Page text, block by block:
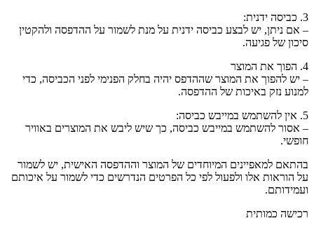
3. כביסה ידנית:
– אם ניתן, יש לבצע כביסה ידנית על מנת לשמור על ההדפסה ולהקטין
סיכון של פגיעה.
4. הפוך את המוצר
– יש להפוך את המוצר שההדפס יהיה בחלק הפנימי לפני הכביסה, כדי
למנוע נזק באיכות של ההדפסה.
5. אין להשתמש במייבש כביסה:
– אסור להשתמש במייבש כביסה, כך שיש ליבש את המוצרים באוויר
חופשי.
בהתאם למאפיינים המיוחדים של המוצר וההדפסה האישית, יש לשמור
על הוראות אלו ולפעול לפי כל הפרטים הנדרשים כדי לשמור על איכותם
ועמידותם.
רכישה כמותית